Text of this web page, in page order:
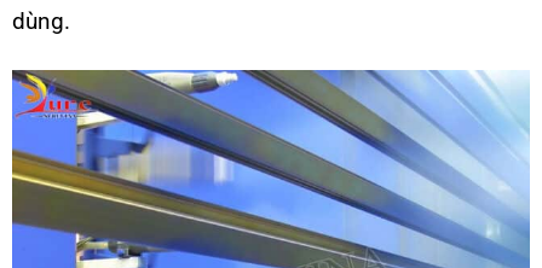
dùng.